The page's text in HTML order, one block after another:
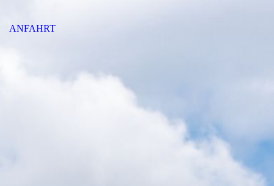
ANFAHRT